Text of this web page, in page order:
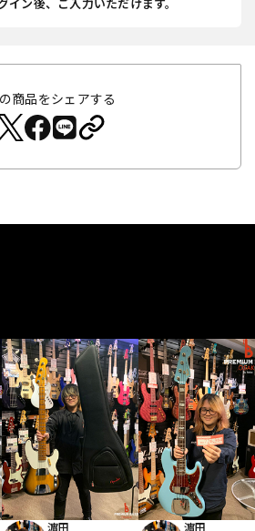
商品をシェアする
濵田 濵田